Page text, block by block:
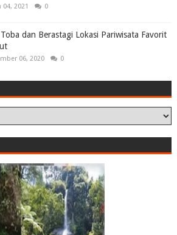
04, 2021 0
dan Berastagi Lokasi Pariwisata Favorit
06, 2020 0